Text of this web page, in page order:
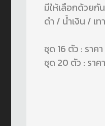
มีให้เลือกด้วยกั
ดำ / น้ำเงิน / เ
ชุด 16 ตัว : ราค
ชุด 20 ตัว : ราค